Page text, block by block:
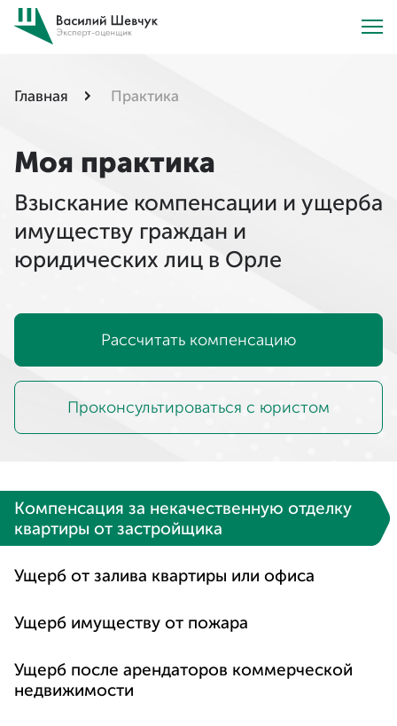
Главная Практика
Моя практика
Взыскание компенсации и ущерба
имуществу граждан и
юридических лиц в Орле
Рассчитать компенсацию
Проконсультироваться с юристом
Компенсация за некачественную отделку
квартиры от застройщика
Ущерб от залива квартиры или офиса
Ущерб имуществу от пожара
Ущерб после арендаторов коммерческой
недвижимости